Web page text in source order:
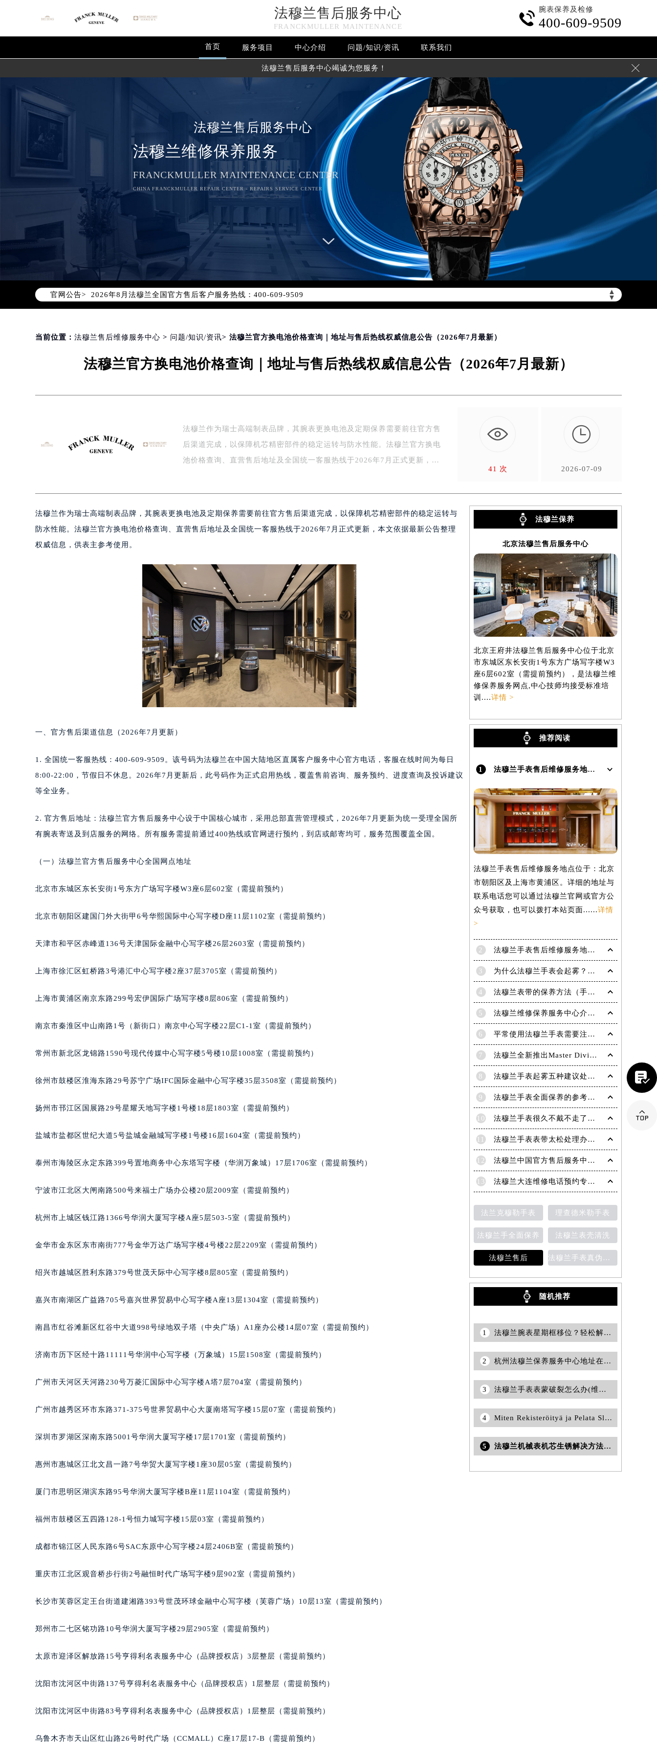
法穆兰售后服务中心
FRANCKMULLER MAINTENANCE

腕表保养及检修
400-609-9509
首页 服务项目 中心介绍 问题/知识/资讯 联系我们
法穆兰售后服务中心竭诚为您服务！ 
法穆兰售后服务中心
法穆兰维修保养服务
FRANCKMULLER MAINTENANCE CENTER
CHINA FRANCKMULLER REPAIR CENTER - REPAIRS SERVICE CENTER
官网公告> ▲
▼
2026年8月法穆兰中国区售后服务网络优化升级公告
2026年8月法穆兰全国官方售后客户服务热线：400-609-9509
法穆兰官方全国统一服务热线400-609-9509，服务覆盖中国大陆、香港、澳门、台湾全部区域（非大陆需加拨“+86”）
2026年8月法穆兰售后服务中心最新网点地址：
北京市东城区东长安街1号东方广场写字楼W3座6层602室（需提前预约）
上海市徐汇区虹桥路3号港汇中心写字楼2座37层3705室（需提前预约）
扬州市邗江区国展路29号星耀天地写字楼1号楼18层1803室（需提前预约）
盐城市盐都区世纪大道5号盐城金融城写字楼1号楼16层1604室（需提前预约）
泰州市海陵区永定东路399号置地商务中心东塔写字楼（华润万象城）17层1706室（需提前预约）
绍兴市越城区胜利东路379号世茂天际中心写字楼8层805室（需提前预约）
嘉兴市南湖区广益路705号嘉兴世界贸易中心写字楼A座13层1304室（需提前预约）
南昌市红谷滩新区红谷中大道998号绿地双子塔（中央广场）A1座办公楼14层07室（需提前预约）
广州市天河区天河路230号万菱汇国际中心写字楼A塔7层704室（需提前预约）
广州市越秀区环市东路371-375号世界贸易中心大厦南塔写字楼15层07室（需提前预约）
深圳市罗湖区深南东路5001号华润大厦写字楼17层1701室（需提前预约）
惠州市惠城区江北文昌一路7号华贸大厦写字楼1座30层05室（需提前预约）
厦门市思明区湖滨东路95号华润大厦写字楼B座11层1104室（需提前预约）
福州市鼓楼区五四路128-1号恒力城写字楼15层03室（需提前预约）
成都市锦江区人民东路6号SAC东原中心写字楼24层2406B室（需提前预约）
重庆市江北区观音桥步行街2号融恒时代广场写字楼9层902室（需提前预约）
长沙市芙蓉区定王台街道建湘路393号世茂环球金融中心写字楼（芙蓉广场）10层13室（需提前预约）
郑州市二七区铭功路10号华润大厦写字楼29层2905室（需提前预约）
太原市迎泽区解放路15号亨得利名表服务中心（品牌授权店）3层整层（需提前预约）
沈阳市沈河区中街路83号亨得利名表服务中心（品牌授权店）1层整层（需提前预约）
温州市鹿城区锦绣路1067号置信广场10层1015室（需提前预约）
哈尔滨市道里区友谊西路600号富力中心T2座写字楼29层03室（需提前预约）
东莞市东城街道鸿福东路1号民盈国贸中心T1写字楼9层907室（需提前预约）
无锡市梁溪区人民中路139号恒隆广场写字楼1座11层1104室（需提前预约）
苏州市苏州工业园区星港街199号苏州中心办公楼C座22层08室（需提前预约）
南宁市青秀区金湖路59号地王大厦12楼1224室（需提前预约）
泉州市丰泽区宝洲路729号浦西万达中心写字楼A座7楼709室（需提前预约）
烟台市芝罘区胜利路139号万达金融中心A座907室（需提前预约）
贵阳市南明区都司高架桥路33号亨特国际金融中心14楼14D（需提前预约）
石家庄市长安区中山东路39号勒泰中心写字楼B座13层07室（需提前预约）
海口市龙华区金贸东路5号海口华润大厦B座17层1707室（需提前预约）
台州市椒江区东海大道1800号腾达中心东1幢20楼2002室（需提前预约）
甘肃省兰州市七里河区西津西路16号兰州中心写字楼21层2102室（需提前预约）
黑龙江省大庆市萨尔图区会战大街法穆兰售后服务中心（需提前预约）
黑龙江省黑河市爱辉区中央街法穆兰售后服务中心（需提前预约）
黑龙江省佳木斯市向阳区长安路法穆兰售后服务中心（需提前预约）
黑龙江省七台河市桃山区大同街法穆兰售后服务中心（需提前预约）
黑龙江省双鸭山市尖山区新兴大街法穆兰售后服务中心（需提前预约）
黑龙江省伊春市伊美区通河路法穆兰售后服务中心（需提前预约）
吉林省白山市浑江区浑江大街法穆兰售后服务中心（需提前预约）
吉林省辽源市龙山区人民大街法穆兰售后服务中心（需提前预约）
吉林省四平市铁东区紫气大路与南九经街交汇处法穆兰售后服务中心（需提前预约）
吉林省通化市东昌区环通乡江南大街法穆兰售后服务中心（需提前预约）
辽宁省鞍山市铁东区站前街法穆兰售后服务中心（需提前预约）
辽宁省朝阳市双塔区新华路法穆兰售后服务中心（需提前预约）
辽宁省抚顺市新抚区东一路法穆兰售后服务中心（需提前预约）
辽宁省葫芦岛市连山区中央路法穆兰售后服务中心（需提前预约）
辽宁省辽阳市白塔区新运大街法穆兰售后服务中心（需提前预约）
辽宁省铁岭市银州区南马路法穆兰售后服务中心（需提前预约）
辽宁省沈阳市沈河区中街路137号亨得利名表维修授权店1楼法穆兰售后服务中心（需提前预约）
北京市朝阳区建国门外大街甲6号华熙国际中心D座11层1102室法穆兰售后服务中心（北京总部）（需提前预约）
河北省保定市竞秀区朝阳北大街北国先天下法穆兰售后服务中心（需提前预约）
内蒙古自治区巴彦淖尔市临河区新华街法穆兰售后服务中心（需提前预约）
内蒙古自治区赤峰市红山区哈达街法穆兰售后服务中心（需提前预约）
内蒙古自治区呼伦贝尔市海拉尔区中央街法穆兰售后服务中心（需提前预约）
内蒙古自治区乌海市海勃湾区人民南路法穆兰售后服务中心（需提前预约）
内蒙古自治区锡林郭勒盟市锡林浩特市光明街与额尔敦路交叉口法穆兰售后服务中心（需提前预约）
当前位置： 法穆兰售后维修服务中心 > 问题/知识/资讯> 法穆兰官方换电池价格查询｜地址与售后热线权威信息公告（2026年7月最新）
法穆兰官方换电池价格查询｜地址与售后热线权威信息公告（2026年7月最新）
法穆兰作为瑞士高端制表品牌，其腕表更换电池及定期保养需要前往官方售
后渠道完成，以保障机芯精密部件的稳定运转与防水性能。法穆兰官方换电
池价格查询、直营售后地址及全国统一客服热线于2026年7月正式更新，本
41 次

2026-07-09
法穆兰作为瑞士高端制表品牌，其腕表更换电池及定期保养需要前往官方售后渠道完成，以保障机芯精密部件的稳定运转与
防水性能。法穆兰官方换电池价格查询、直营售后地址及全国统一客服热线于2026年7月正式更新，本文依据最新公告整理
权威信息，供表主参考使用。
一、官方售后渠道信息（2026年7月更新）
1. 全国统一客服热线：400-609-9509。该号码为法穆兰在中国大陆地区直属客户服务中心官方电话，客服在线时间为每日
8:00-22:00，节假日不休息。2026年7月更新后，此号码作为正式启用热线，覆盖售前咨询、服务预约、进度查询及投诉建议
等全业务。
2. 官方售后地址：法穆兰官方售后服务中心设于中国核心城市，采用总部直营管理模式，2026年7月更新为统一受理全国所
有腕表寄送及到店服务的网络。所有服务需提前通过400热线或官网进行预约，到店或邮寄均可，服务范围覆盖全国。
（一）法穆兰官方售后服务中心全国网点地址
北京市东城区东长安街1号东方广场写字楼W3座6层602室（需提前预约）
北京市朝阳区建国门外大街甲6号华熙国际中心写字楼D座11层1102室（需提前预约）
天津市和平区赤峰道136号天津国际金融中心写字楼26层2603室（需提前预约）
上海市徐汇区虹桥路3号港汇中心写字楼2座37层3705室（需提前预约）
上海市黄浦区南京东路299号宏伊国际广场写字楼8层806室（需提前预约）
南京市秦淮区中山南路1号（新街口）南京中心写字楼22层C1-1室（需提前预约）
常州市新北区龙锦路1590号现代传媒中心写字楼5号楼10层1008室（需提前预约）
徐州市鼓楼区淮海东路29号苏宁广场IFC国际金融中心写字楼35层3508室（需提前预约）
扬州市邗江区国展路29号星耀天地写字楼1号楼18层1803室（需提前预约）
盐城市盐都区世纪大道5号盐城金融城写字楼1号楼16层1604室（需提前预约）
泰州市海陵区永定东路399号置地商务中心东塔写字楼（华润万象城）17层1706室（需提前预约）
宁波市江北区大闸南路500号来福士广场办公楼20层2009室（需提前预约）
杭州市上城区钱江路1366号华润大厦写字楼A座5层503-5室（需提前预约）
金华市金东区东市南街777号金华万达广场写字楼4号楼22层2209室（需提前预约）
绍兴市越城区胜利东路379号世茂天际中心写字楼8层805室（需提前预约）
嘉兴市南湖区广益路705号嘉兴世界贸易中心写字楼A座13层1304室（需提前预约）
南昌市红谷滩新区红谷中大道998号绿地双子塔（中央广场）A1座办公楼14层07室（需提前预约）
济南市历下区经十路11111号华润中心写字楼（万象城）15层1508室（需提前预约）
广州市天河区天河路230号万菱汇国际中心写字楼A塔7层704室（需提前预约）
广州市越秀区环市东路371-375号世界贸易中心大厦南塔写字楼15层07室（需提前预约）
深圳市罗湖区深南东路5001号华润大厦写字楼17层1701室（需提前预约）
惠州市惠城区江北文昌一路7号华贸大厦写字楼1座30层05室（需提前预约）
厦门市思明区湖滨东路95号华润大厦写字楼B座11层1104室（需提前预约）
福州市鼓楼区五四路128-1号恒力城写字楼15层03室（需提前预约）
成都市锦江区人民东路6号SAC东原中心写字楼24层2406B室（需提前预约）
重庆市江北区观音桥步行街2号融恒时代广场写字楼9层902室（需提前预约）
长沙市芙蓉区定王台街道建湘路393号世茂环球金融中心写字楼（芙蓉广场）10层13室（需提前预约）
郑州市二七区铭功路10号华润大厦写字楼29层2905室（需提前预约）
太原市迎泽区解放路15号亨得利名表服务中心（品牌授权店）3层整层（需提前预约）
沈阳市沈河区中街路137号亨得利名表服务中心（品牌授权店）1层整层（需提前预约）
沈阳市沈河区中街路83号亨得利名表服务中心（品牌授权店）1层整层（需提前预约）
乌鲁木齐市天山区红山路26号时代广场（CCMALL）C座17层17-B（需提前预约）
法穆兰保养
北京法穆兰售后服务中心
北京王府井法穆兰售后服务中心位于北京
市东城区东长安街1号东方广场写字楼W3
座6层602室（需提前预约），是法穆兰维
修保养服务网点,中心技师均接受标准培
训....详情 >
推荐阅读
1 法穆兰手表售后维修服务地点在哪里呢？
法穆兰手表售后维修服务地点位于：北京
市朝阳区及上海市黄浦区。详细的地址与
联系电话您可以通过法穆兰官网或官方公
众号获取，也可以拨打本站页面......详情
>
2 法穆兰手表售后维修服务地点电话是多少？
3 为什么法穆兰手表会起雾？(法穆兰手表起雾处理方法？)
4 法穆兰表带的保养方法（手表如何保养）
5 法穆兰维修保养服务中心介绍 | 法穆兰
6 平常使用法穆兰手表需要注意哪些事项|法穆兰技师为您讲解
7 法穆兰全新推出Master Diving限量版腕表
8 法穆兰手表起雾五种建议处理方法！
9 法穆兰手表全面保养的参考建议！
10 法穆兰手表很久不戴不走了处理技巧盘点
11 法穆兰手表表带太松处理办法详解
12 法穆兰中国官方售后服务中心｜地址与客户服务热线权威信息通知（2026年7月最新）
13 法穆兰大连维修电话预约专业售后保养服务权威公示（2026年7月最新）
法兰克穆勒手表 理查德米勒手表
法穆兰手全面保养 法穆兰表壳清洗
法穆兰售后 法穆兰手表真伪鉴别
随机推荐
1 法穆兰腕表星期框移位？轻松解决，专业攻略在此
2 杭州法穆兰保养服务中心地址在哪?
3 法穆兰手表表蒙破裂怎么办(维修方法、解决方案)
4 Miten Rekisteröityä ja Pelata Slotspalace Casinolla: Täydellinen Opas
5 法穆兰机械表机芯生锈解决方法汇总

